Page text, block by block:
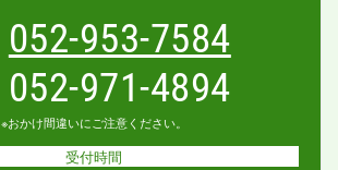
052-953-7584
052-971-4894
※おかけ間違いにご注意ください。
受付時間